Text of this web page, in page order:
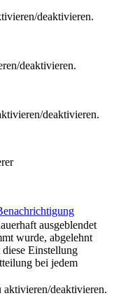
deaktivieren.
deaktivieren.
deaktivieren.
ausgeblendet
wurde, abgelehnt
Einstellung
bei jedem
deaktivieren.